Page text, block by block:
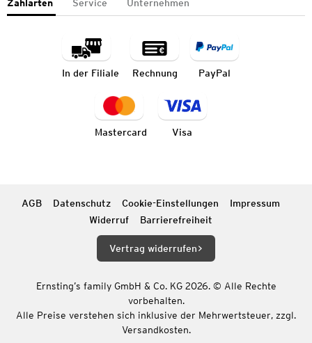
Zahlarten Service Unternehmen
In der Filiale Rechnung PayPal
Mastercard Visa
AGB Datenschutz Cookie-Einstellungen
Impressum
Widerruf
Barrierefreiheit
Vertrag widerrufen
Ernsting’s family GmbH & Co. KG 2026. © Alle Rechte
vorbehalten.
Alle Preise verstehen sich inklusive der Mehrwertsteuer, zzgl.
Versandkosten.